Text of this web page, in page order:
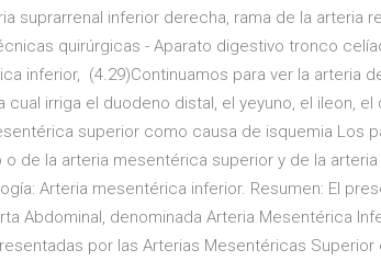
suprarrenal inferior derecha, rama de la arteria
quirúrgicas - Aparato digestivo tronco
inferior, (4.29)Continuamos para ver la arteria
cual irriga el duodeno distal, el yeyuno, el ileon,
superior como causa de isquemia Los
o de la arteria mesentérica superior y de la
Arteria mesentérica inferior. Resumen: El
Abdominal, denominada Arteria Mesentérica
por las Arterias Mesentéricas Superior